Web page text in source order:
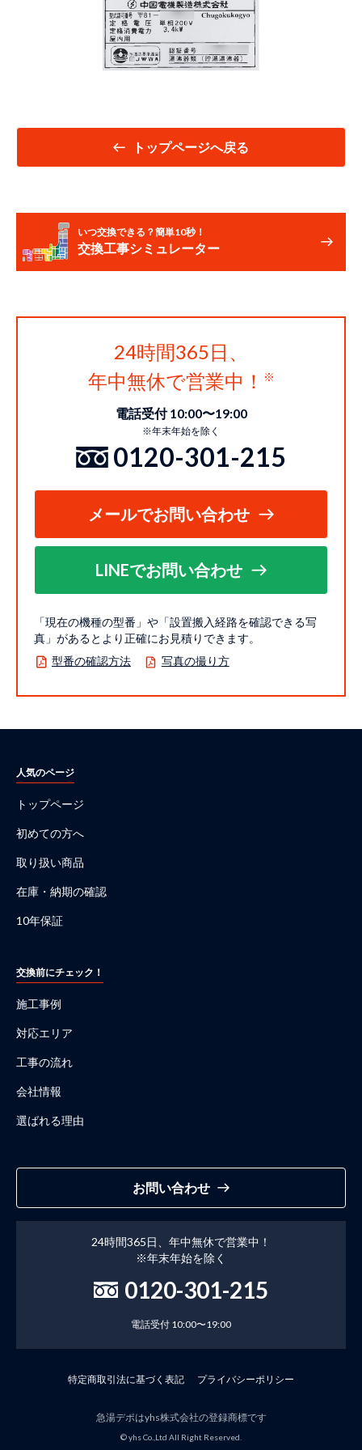
トップページへ戻る
いつ交換できる？簡単10秒！
交換工事シミュレーター
24時間365日、
年中無休で営業中！
電話受付 10:00〜19:00
※年末年始を除く
0120-301-215
メールでお問い合わせ
LINEでお問い合わせ
「現在の機種の型番」や「設置搬入経路を確認できる写
真」があるとより正確にお見積りできます。
型番の確認方法
写真の撮り方
人気のページ
トップページ
初めての方へ
取り扱い商品
在庫・納期の確認
10年保証
交換前にチェック！
施工事例
対応エリア
工事の流れ
会社情報
選ばれる理由
お問い合わせ
24時間365日、年中無休で営業中！
※年末年始を除く
0120-301-215
電話受付 10:00〜19:00
特定商取引法に基づく表記 プライバシーポリシー
急湯デポはyhs株式会社の登録商標です
© yhs Co.,Ltd All Right Reserved.